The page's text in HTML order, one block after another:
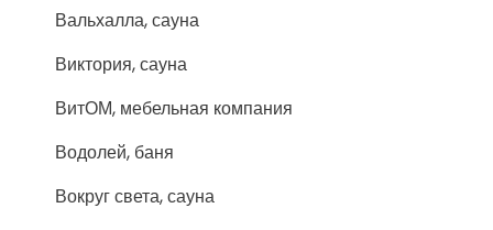
Вальхалла, сауна
Виктория, сауна
ВитОМ, мебельная компания
Водолей, баня
Вокруг света, сауна